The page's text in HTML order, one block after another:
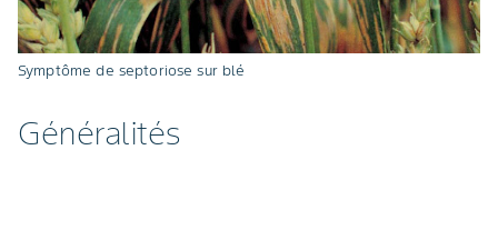
Symptôme de septoriose sur blé
Généralités